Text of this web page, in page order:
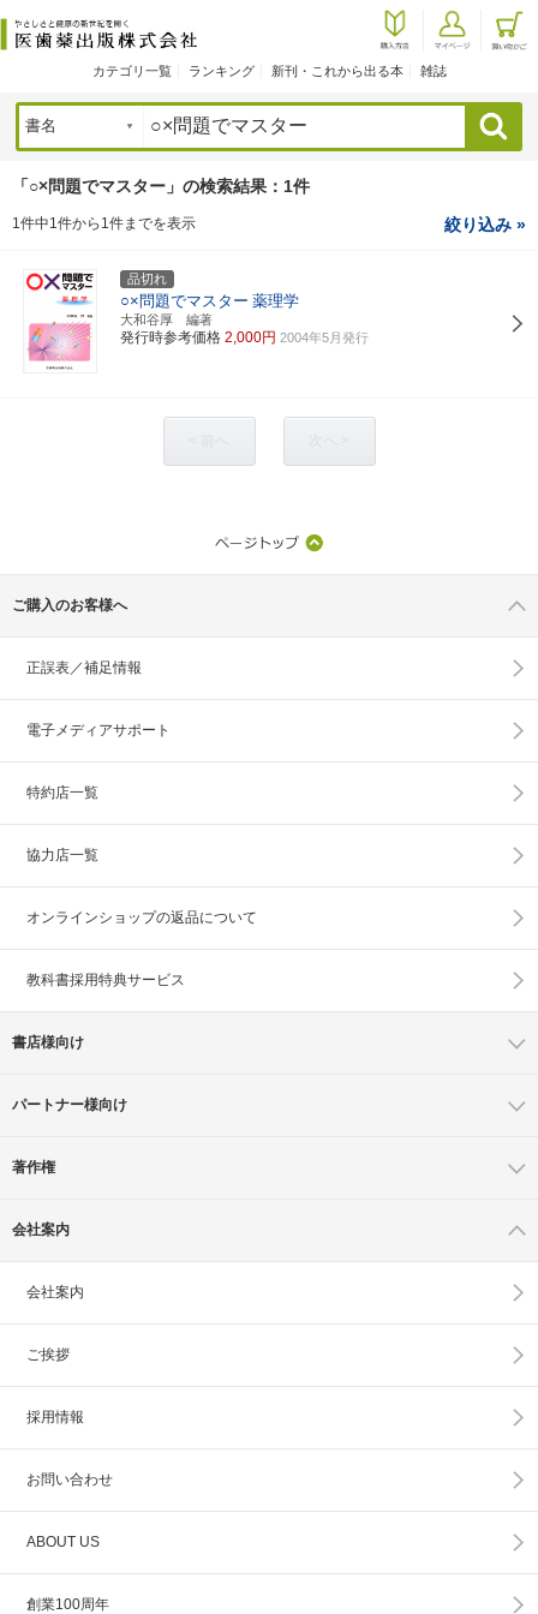
カテゴリ一覧 ランキング 新刊・これから出る本 雑誌
検索
「○×問題でマスター」の検索結果：1件
1件中1件から1件までを表示 絞り込み »
品切れ
○×問題でマスター 薬理学
大和谷厚 編著
発行時参考価格 2,000円 2004年5月発行
ご購入のお客様へ
正誤表／補足情報
電子メディアサポート
特約店一覧
協力店一覧
オンラインショップの返品について
教科書採用特典サービス
書店様向け
パートナー様向け
著作権
会社案内
会社案内
ご挨拶
採用情報
お問い合わせ
ABOUT US
創業100周年